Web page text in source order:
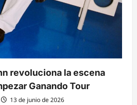
revoluciona la escena
Ganando Tour
13 de junio de 2026